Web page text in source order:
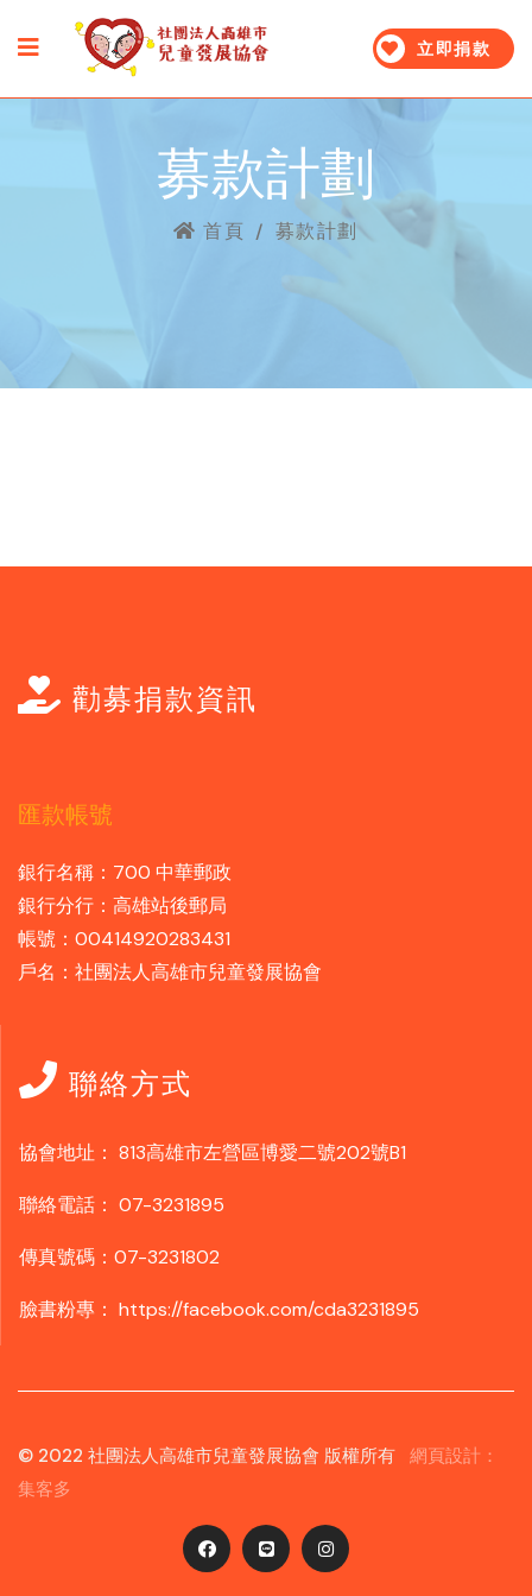
立即捐款
募款計劃
首頁 / 募款計劃
勸募捐款資訊
匯款帳號
銀行名稱：700 中華郵政
銀行分行：高雄站後郵局
帳號：00414920283431
戶名：社團法人高雄市兒童發展協會
聯絡方式
協會地址： 813高雄市左營區博愛二號202號B1
聯絡電話： 07-3231895
傳真號碼：07-3231802
臉書粉專： https://facebook.com/cda3231895
© 2022 社團法人高雄市兒童發展協會 版權所有 網頁設計：
集客多